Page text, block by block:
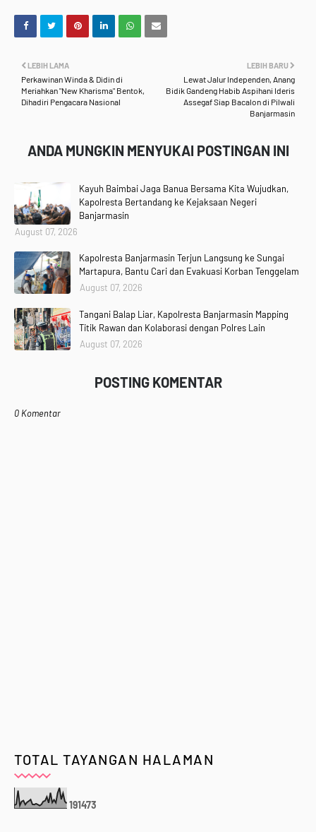
LEBIH BARU
Lewat Jalur Independen, Anang
Bidik Gandeng Habib Aspihani Ideris
Assegaf Siap Bacalon di Pilwali
Banjarmasin
LEBIH LAMA
Perkawinan Winda & Didin di
Meriahkan "New Kharisma" Bentok,
Dihadiri Pengacara Nasional
ANDA MUNGKIN MENYUKAI POSTINGAN INI
Kayuh Baimbai Jaga Banua Bersama Kita Wujudkan,
Kapolresta Bertandang ke Kejaksaan Negeri
Banjarmasin
August 07, 2026
Kapolresta Banjarmasin Terjun Langsung ke Sungai
Martapura, Bantu Cari dan Evakuasi Korban Tenggelam
August 07, 2026
Tangani Balap Liar, Kapolresta Banjarmasin Mapping
Titik Rawan dan Kolaborasi dengan Polres Lain
August 07, 2026
POSTING KOMENTAR
0 Komentar
TOTAL TAYANGAN HALAMAN
191473